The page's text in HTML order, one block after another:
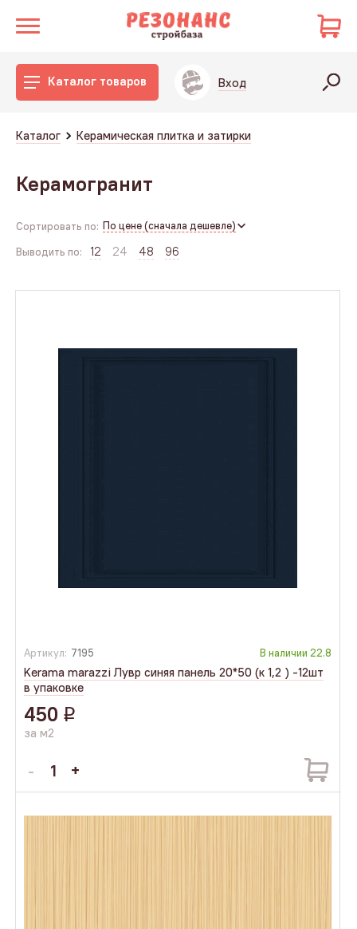
Каталог товаров Вход
Каталог Керамическая плитка и затирки
Керамогранит
Сортировать по: По цене (сначала дешевле)
Выводить по: 12 24 48 96
Артикул: 7195 В наличии 22.8
Kerama marazzi Лувр синяя панель 20*50 (к 1,2 ) -12шт
в упаковке
450 q
за м2